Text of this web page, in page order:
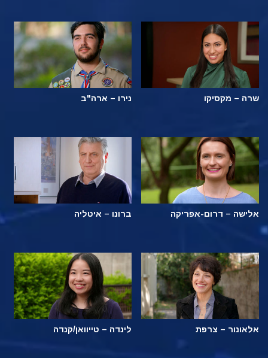
שרה – מקסיקו נירו – ארה"ב
אלישה – דרום-אפריקה ברונו – איטליה
אלאונור – צרפת לינדה – טייוואן/קנדה